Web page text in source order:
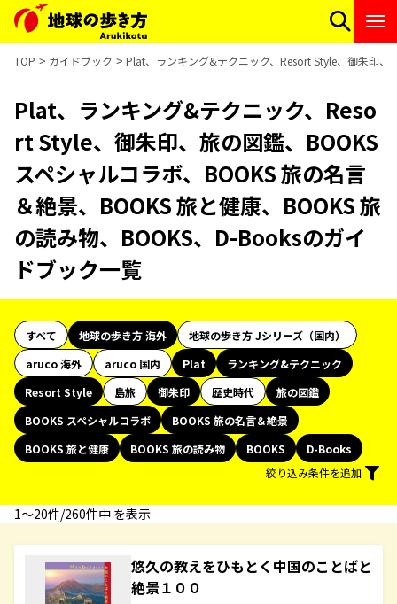
TOP ガイドブック Plat、ランキング&テクニック、Resort Style、御朱印、
Plat、ランキング&テクニック、Reso
rt Style、御朱印、旅の図鑑、BOOKS
スペシャルコラボ、BOOKS 旅の名言
＆絶景、BOOKS 旅と健康、BOOKS 旅
の読み物、BOOKS、D-Booksのガイ
ドブック一覧
すべて 地球の歩き方 海外
地球の歩き方 Jシリーズ（国内）
aruco 海外
aruco 国内 Plat
ランキング&テクニック
Resort Style
島旅 御朱印 歴史時代
旅の図鑑
BOOKS スペシャルコラボ
BOOKS 旅の名言＆絶景
BOOKS 旅と健康
BOOKS 旅の読み物 BOOKS
D-Books
絞り込み条件を追加
1〜20件/260件中 を表示
悠久の教えをひもとく中国のことばと
絶景１００